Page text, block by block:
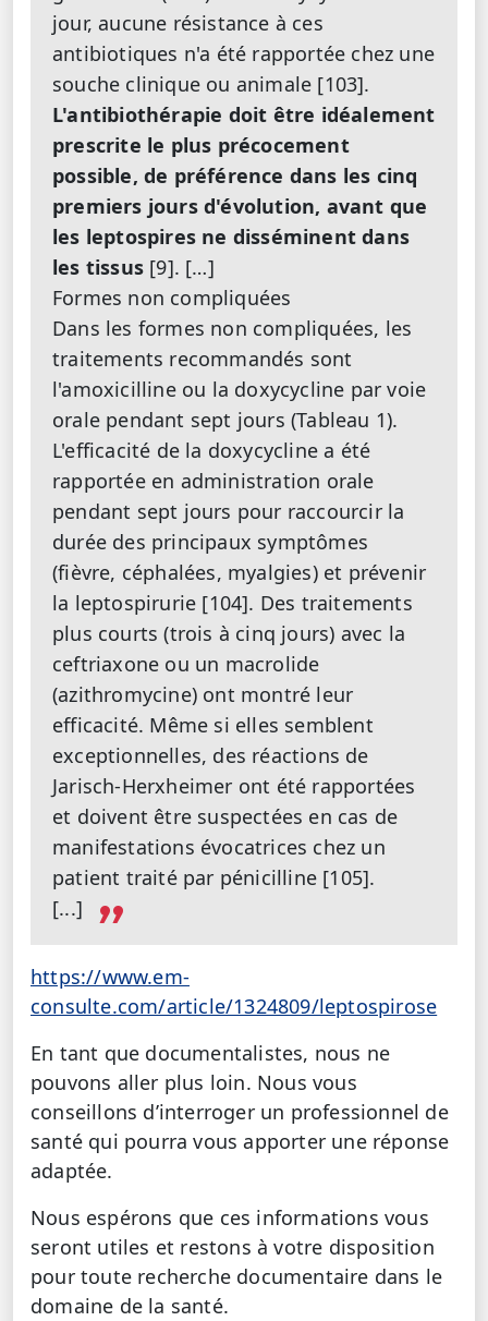
jour, aucune résistance à ces
antibiotiques n'a été rapportée chez une
souche clinique ou animale [103].
L'antibiothérapie doit être idéalement
prescrite le plus précocement
possible, de préférence dans les cinq
premiers jours d'évolution, avant que
les leptospires ne disséminent dans
les tissus [9]. […]
Formes non compliquées
Dans les formes non compliquées, les
traitements recommandés sont
l'amoxicilline ou la doxycycline par voie
orale pendant sept jours (Tableau 1).
L'efficacité de la doxycycline a été
rapportée en administration orale
pendant sept jours pour raccourcir la
durée des principaux symptômes
(fièvre, céphalées, myalgies) et prévenir
la leptospirurie [104]. Des traitements
plus courts (trois à cinq jours) avec la
ceftriaxone ou un macrolide
(azithromycine) ont montré leur
efficacité. Même si elles semblent
exceptionnelles, des réactions de
Jarisch-Herxheimer ont été rapportées
et doivent être suspectées en cas de
manifestations évocatrices chez un
patient traité par pénicilline [105].
[...]
https://www.em-
consulte.com/article/1324809/leptospirose
En tant que documentalistes, nous ne
pouvons aller plus loin. Nous vous
conseillons d’interroger un professionnel de
santé qui pourra vous apporter une réponse
adaptée.
Nous espérons que ces informations vous
seront utiles et restons à votre disposition
pour toute recherche documentaire dans le
domaine de la santé.